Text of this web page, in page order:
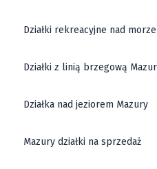
Działki rekreacyjne nad
Działki z linią brzegową
Działka nad jeziorem Mazury
Mazury działki na sprzedaż